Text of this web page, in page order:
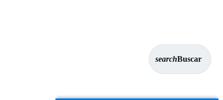
searchBuscar